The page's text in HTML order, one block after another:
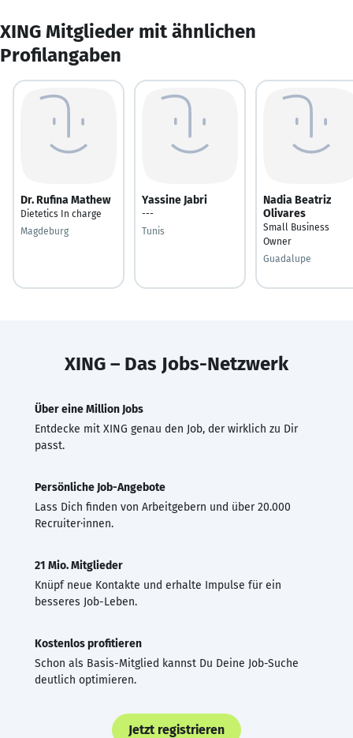
XING Mitglieder mit ähnlichen
Profilangaben
Dr. Rufina Mathew
Dietetics In charge
Magdeburg
Yassine Jabri
---
Tunis
Nadia Beatriz
Olivares
Small Business
Owner
Guadalupe
XING – Das Jobs-Netzwerk
Über eine Million Jobs
Entdecke mit XING genau den Job, der wirklich zu Dir
passt.
Persönliche Job-Angebote
Lass Dich finden von Arbeitgebern und über 20.000
Recruiter·innen.
21 Mio. Mitglieder
Knüpf neue Kontakte und erhalte Impulse für ein
besseres Job-Leben.
Kostenlos profitieren
Schon als Basis-Mitglied kannst Du Deine Job-Suche
deutlich optimieren.
Jetzt registrieren